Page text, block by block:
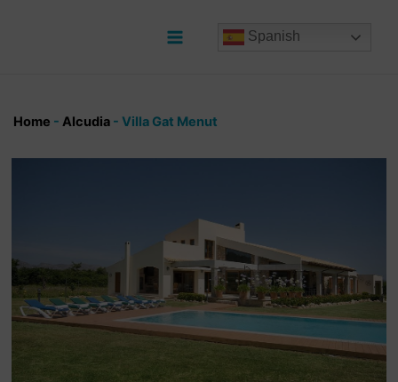
Spanish
Home - Alcudia- Villa Gat Menut